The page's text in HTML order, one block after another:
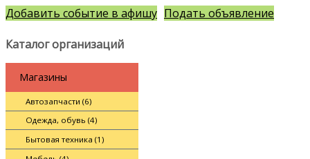
Добавить событие в афишу Подать объявление
Каталог организаций
Магазины
Автозапчасти (6)
Одежда, обувь (4)
Бытовая техника (1)